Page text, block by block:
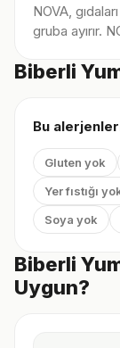
NOVA,
gruba ayırır.
Biberli
Bu
Gluten yok
Yer fıstığı
Soya yok
Biberli
Uygun?